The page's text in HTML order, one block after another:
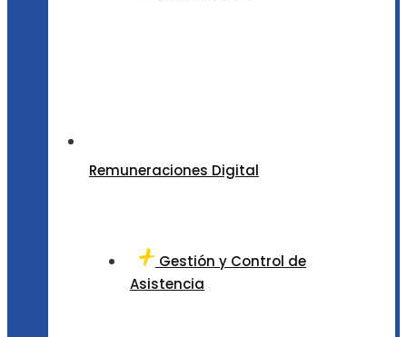
Remuneraciones Digital
Gestión y Control de
Asistencia